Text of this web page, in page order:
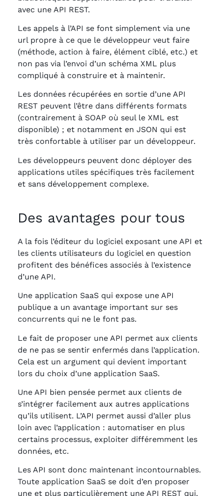
avec une API REST.
Les appels à l’API se font simplement via une
url propre à ce que le développeur veut faire
(méthode, action à faire, élément ciblé, etc.) et
non pas via l’envoi d’un schéma XML plus
compliqué à construire et à maintenir.
Les données récupérées en sortie d’une API
REST peuvent l’être dans différents formats
(contrairement à SOAP où seul le XML est
disponible) ; et notamment en JSON qui est
très confortable à utiliser par un développeur.
Les développeurs peuvent donc déployer des
applications utiles spécifiques très facilement
et sans développement complexe.
Des avantages pour tous
A la fois l’éditeur du logiciel exposant une API et
les clients utilisateurs du logiciel en question
profitent des bénéfices associés à l’existence
d’une API.
Une application SaaS qui expose une API
publique a un avantage important sur ses
concurrents qui ne le font pas.
Le fait de proposer une API permet aux clients
de ne pas se sentir enfermés dans l’application.
Cela est un argument qui devient important
lors du choix d’une application SaaS.
Une API bien pensée permet aux clients de
s’intégrer facilement aux autres applications
qu’ils utilisent. L’API permet aussi d’aller plus
loin avec l’application : automatiser en plus
certains processus, exploiter différemment les
données, etc.
Les API sont donc maintenant incontournables.
Toute application SaaS se doit d’en proposer
une et plus particulièrement une API REST qui,